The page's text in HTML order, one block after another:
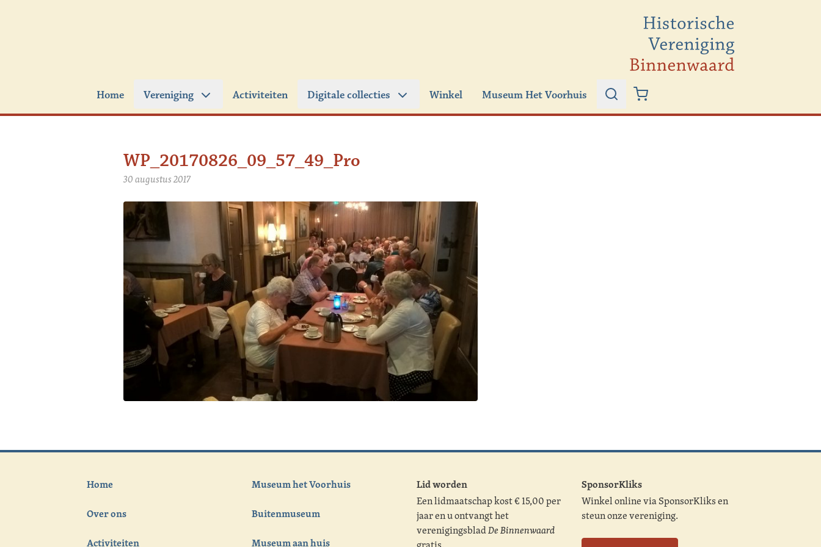
Home Vereniging Activiteiten Digitale collecties Winkel Museum Het Voorhuis
Zoeken
WP_20170826_09_57_49_Pro
30 augustus 2017
Home
Over ons
Activiteiten
Museum het Voorhuis
Buitenmuseum
Museum aan huis
Lid worden
Een lidmaatschap kost € 15,00 per
jaar en u ontvangt het
verenigingsbladDe Binnenwaard
SponsorKliks
Winkel online via SponsorKliks en
steun onze vereniging.